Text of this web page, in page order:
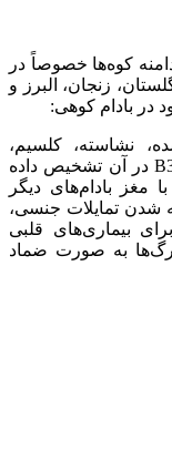
کوه‌ها خصوصاً در
زنجان، البرز و
در بادام کوهی:
نشاسته، کلسیم،
فسفر، آهن، پتاسیم و ویتامین‌های B3, B2, B1 در آن تشخیص داده
مغز بادام‌های دیگر
شدن تمایلات جنسی،
بیماری‌های قلبی
به صورت ضماد